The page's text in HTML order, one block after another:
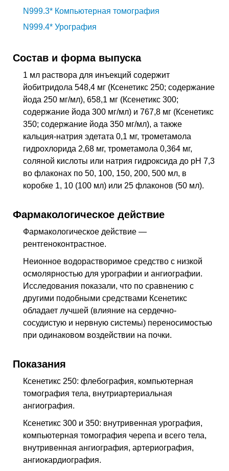
N999.3* Компьютерная томография
N999.4* Урография
Состав и форма выпуска
1 мл раствора для инъекций содержит
йобитридола 548,4 мг (Ксенетикс 250; содержание
йода 250 мг/мл), 658,1 мг (Ксенетикс 300;
содержание йода 300 мг/мл) и 767,8 мг (Ксенетикс
350; содержание йода 350 мг/мл), а также
кальция-натрия эдетата 0,1 мг, трометамола
гидрохлорида 2,68 мг, трометамола 0,364 мг,
соляной кислоты или натрия гидроксида до pH 7,3
во флаконах по 50, 100, 150, 200, 500 мл, в
коробке 1, 10 (100 мл) или 25 флаконов (50 мл).
Фармакологическое действие
Фармакологическое действие —
рентгеноконтрастное.
Неионное водорастворимое средство с низкой
осмолярностью для урографии и ангиографии.
Исследования показали, что по сравнению с
другими подобными средствами Ксенетикс
обладает лучшей (влияние на сердечно-
сосудистую и нервную системы) переносимостью
при одинаковом воздействии на почки.
Показания
Ксенетикс 250: флебография, компьютерная
томография тела, внутриартериальная
ангиография.
Ксенетикс 300 и 350: внутривенная урография,
компьютерная томография черепа и всего тела,
внутривенная ангиография, артериография,
ангиокардиография.